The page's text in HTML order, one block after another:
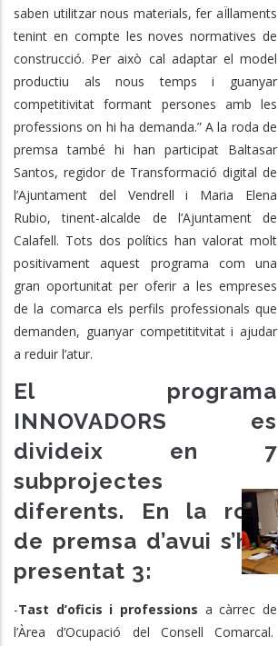
saben utilitzar nous materials, fer aÏllaments
tenint en compte les noves normatives de
construcció. Per això cal adaptar el model
productiu als nous temps i guanyar
competitivitat formant persones amb les
professions on hi ha demanda.” A la roda de
premsa també hi han participat Baltasar
Santos, regidor de Transformació digital de
l’Ajuntament del Vendrell i Maria Elena
Rubio, tinent-alcalde de l’Ajuntament de
Calafell. Tots dos polítics han valorat molt
positivament aquest programa com una
gran oportunitat per oferir a les empreses
de la comarca els perfils professionals que
demanden, guanyar competititvitat i ajudar
a reduir l’atur.
El programa
INNOVADORS es
divideix en 7
subprojectes
diferents. En la roda
de premsa d’avui s’han
presentat 3:
-Tast d’oficis i professions a càrrec de
l’Àrea d’Ocupació del Consell Comarcal.